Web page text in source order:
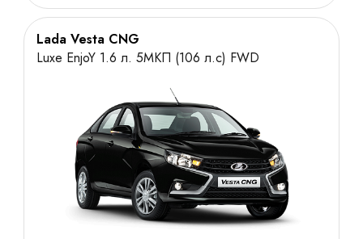
Lada Vesta CNG
Luxe EnjoY 1.6 л. 5МКП (106 л.с) FWD